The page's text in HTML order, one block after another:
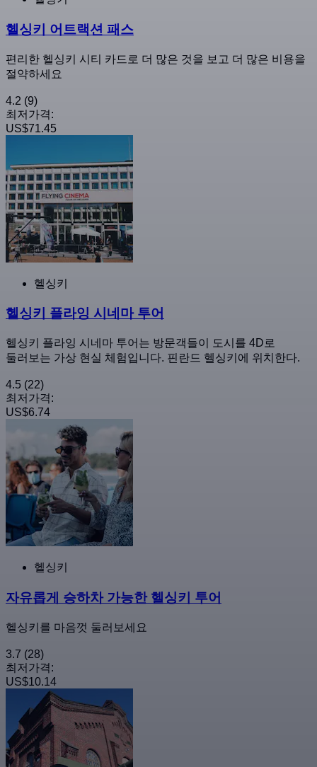
헬싱키 어트랙션 패스
편리한 헬싱키 시티 카드로 더 많은 것을 보고 더 많은 비용을
절약하세요
4.2 (9)
최저가격:
US$71.45
헬싱키
헬싱키 플라잉 시네마 투어
헬싱키 플라잉 시네마 투어는 방문객들이 도시를 4D로
둘러보는 가상 현실 체험입니다. 핀란드 헬싱키에 위치한다.
4.5 (22)
최저가격:
US$6.74
헬싱키
자유롭게 승하차 가능한 헬싱키 투어
헬싱키를 마음껏 둘러보세요
3.7 (28)
최저가격:
US$10.14